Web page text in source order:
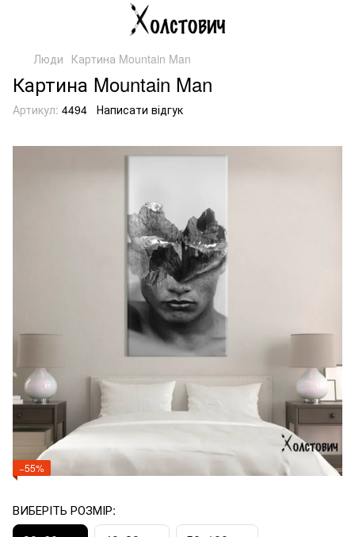
Люди Картина Mountain Man
Картина Mountain Man
Артикул: 4494 Написати відгук
−55%
ВИБЕРІТЬ РОЗМІР: